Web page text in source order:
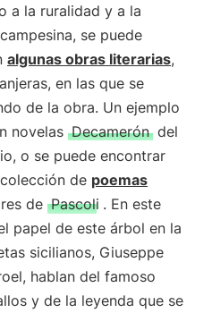
a la ruralidad y a la
se puede
algunas obras literarias,
en las que se
de la obra. Un ejemplo
novelas Decamerón del
o se puede encontrar
de poemas
de Pascoli . En este
papel de este árbol en la
sicilianos, Giuseppe
hablan del famoso
y de la leyenda que se